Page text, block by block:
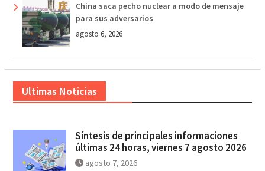
China saca pecho nuclear a modo de mensaje
para sus adversarios
agosto 6, 2026
Ultimas Noticias
Síntesis de principales informaciones
últimas 24 horas, viernes 7 agosto 2026
agosto 7, 2026